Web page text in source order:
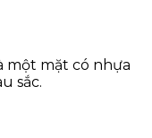
một mặt có nhựa
sắc.